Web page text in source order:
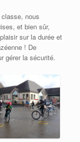
nous
et bien sûr,
sur la durée et
! De
gérer la sécurité.